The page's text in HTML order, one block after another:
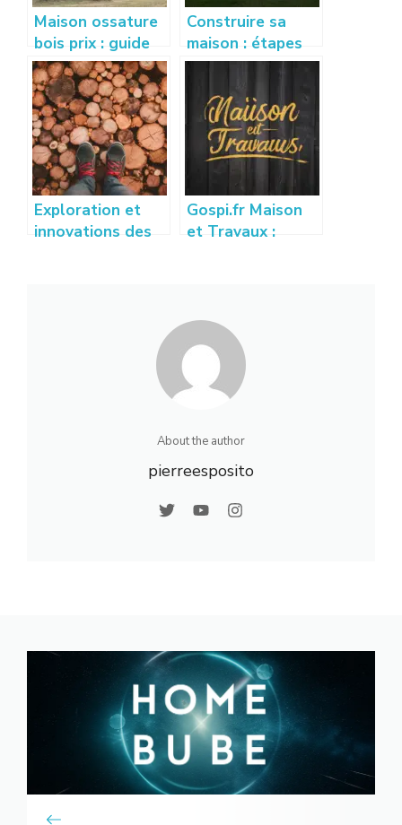
Maison ossature
bois prix : guide
complet pour
estimer votre
budget
Construire sa
maison : étapes
clés et conseils
réussir son projet
Exploration et
innovations des
Gospi.fr Maison
et Travaux :
Conseils
About the author
pierreesposito